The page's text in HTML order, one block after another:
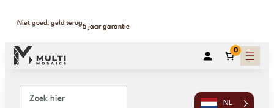
Niet goed, geld terug
5 jaar garantie
0
NL